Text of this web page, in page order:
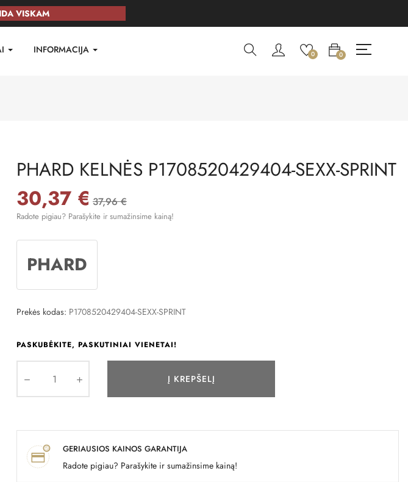
VISKAM
INFORMACIJA 0 0
PHARD KELNĖS P1708520429404-SEXX-SPRINT
30,37 € 37,96 €
Radote pigiau? Parašykite ir sumažinsime kainą!
PHARD
Prekės kodas: P1708520429404-SEXX-SPRINT
PASKUBĖKITE, PASKUTINIAI VIENETAI!
Į KREPŠELĮ
GERIAUSIOS KAINOS GARANTIJA
Radote pigiau? Parašykite ir sumažinsime kainą!